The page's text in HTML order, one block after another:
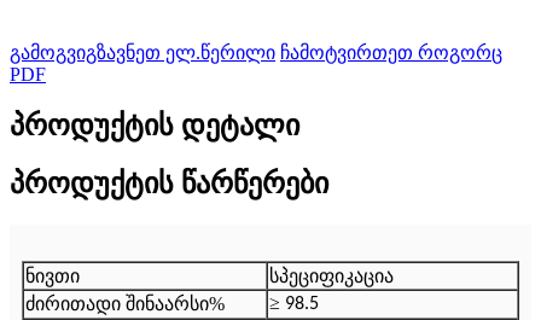
გამოგვიგზავნეთ ელ.წერილი ჩამოტვირთეთ როგორც
PDF
პროდუქტის დეტალი
პროდუქტის წარწერები
ნივთი
სპეციფიკაცია
ძირითადი შინაარსი%
≥ 98.5